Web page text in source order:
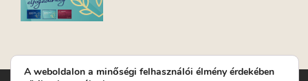
A weboldalon a minőségi felhasználói élmény érdekében